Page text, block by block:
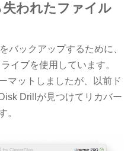
われたファイル
バックアップするために、
イブを使用しています。
マットしましたが、以前ド
Drillが見つけてリカバー
。